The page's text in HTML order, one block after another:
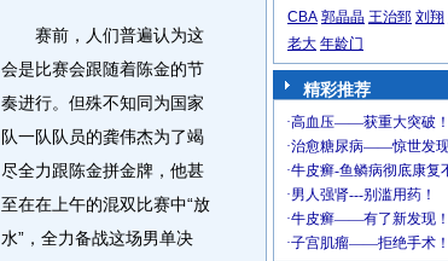
赛前，人们普遍认为这
会是比赛会跟随着陈金的节
奏进行。但殊不知同为国家
队一队队员的龚伟杰为了竭
尽全力跟陈金拼金牌，他甚
至在在上午的混双比赛中“放
水”，全力备战这场男单决
CBA 郭晶晶 王治郅 刘翔
老大 年龄门
精彩推荐